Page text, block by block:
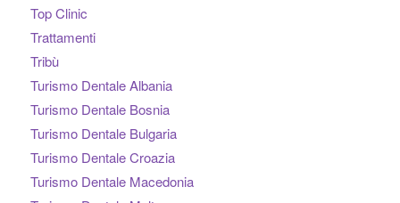
Top Clinic
Trattamenti
Tribù
Turismo Dentale Albania
Turismo Dentale Bosnia
Turismo Dentale Bulgaria
Turismo Dentale Croazia
Turismo Dentale Macedonia